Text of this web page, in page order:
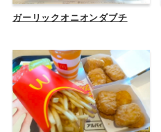
ガーリックオニオンダブチ